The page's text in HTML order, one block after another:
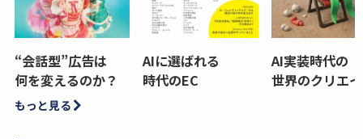
“会話型”広告は
何を変えるのか？
AIに選ばれる
時代のEC
AI実装時代の
世界のクリエ
もっと見る